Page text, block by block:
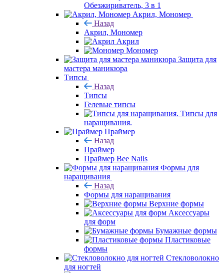
Обезжириватель, 3 в 1
Акрил, Мономер
Назад
Акрил, Мономер
Акрил
Мономер
Защита для
мастера маникюра
Типсы
Назад
Типсы
Гелевые типсы
Типсы для
наращивания.
Праймер
Назад
Праймер
Праймер Bee Nails
Формы для
наращивания
Назад
Формы для наращивания
Верхние формы
Аксессуары
для форм
Бумажные формы
Пластиковые
формы
Стекловолокно
для ногтей